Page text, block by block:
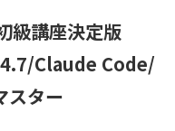
級講座決定版
Claude Code/
スター